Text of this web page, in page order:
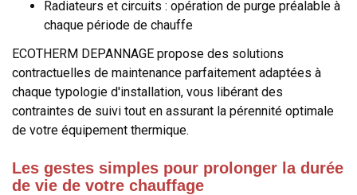
Radiateurs et circuits : opération de purge préalable à
chaque période de chauffe
ECOTHERM DEPANNAGE propose des solutions
contractuelles de maintenance parfaitement adaptées à
chaque typologie d'installation, vous libérant des
contraintes de suivi tout en assurant la pérennité optimale
de votre équipement thermique.
Les gestes simples pour prolonger la durée
de vie de votre chauffage